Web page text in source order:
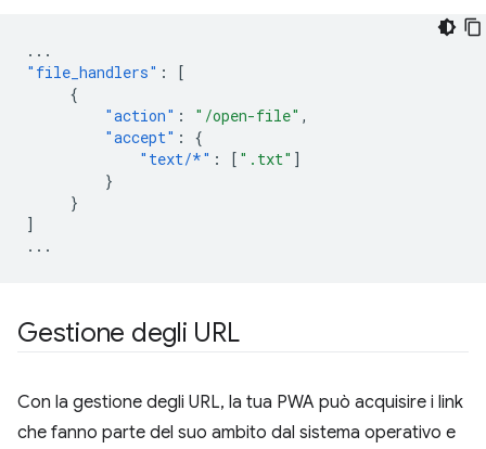
...
"file_handlers" :
[
{
"action" : "/open-file" ,
"accept" :
{
"text/*" : [ ".txt" ]
}
}
]
...
Gestione degli URL
Con la gestione degli URL, la tua PWA può acquisire i link
che fanno parte del suo ambito dal sistema operativo e